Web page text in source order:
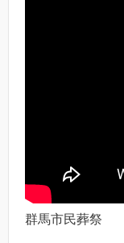
群馬市民葬祭